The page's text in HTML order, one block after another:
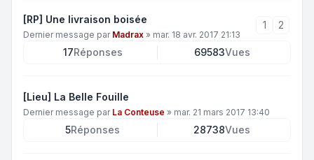
[RP] Une livraison boisée
Dernier message par Madrax » mar. 18 avr. 2017 21:13
1 2
17Réponses 69583Vues
[Lieu] La Belle Fouille
Dernier message par La Conteuse » mar. 21 mars 2017 13:40
5Réponses 28738Vues